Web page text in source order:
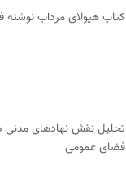
کتاب هیولای مرداب
تحلیل نقش نهادهای مدنی
فضای عمومی